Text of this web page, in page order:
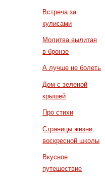
Встреча за
кулисами
Молитва вылитая
в бронзе
А лучше не болеть
Дом с зеленой
крышей
Про стихи
Страницы жизни
воскресной школы
Вкусное
путешествие